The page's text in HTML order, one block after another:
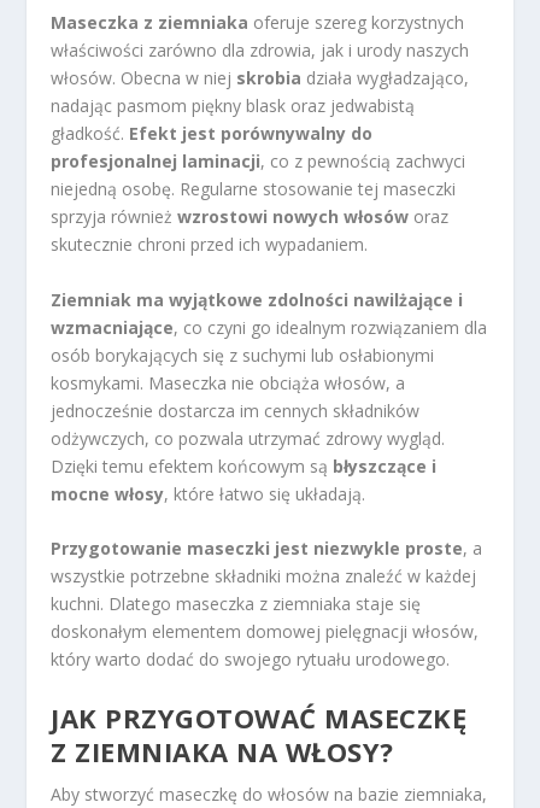
Maseczka z ziemniaka oferuje szereg korzystnych
właściwości zarówno dla zdrowia, jak i urody naszych
włosów. Obecna w niej skrobia działa wygładzająco,
nadając pasmom piękny blask oraz jedwabistą
gładkość. Efekt jest porównywalny do
profesjonalnej laminacji, co z pewnością zachwyci
niejedną osobę. Regularne stosowanie tej maseczki
sprzyja równieżwzrostowi nowych włosów oraz
skutecznie chroni przed ich wypadaniem.
Ziemniak ma wyjątkowe zdolności nawilżające i
wzmacniające, co czyni go idealnym rozwiązaniem dla
osób borykających się z suchymi lub osłabionymi
kosmykami. Maseczka nie obciąża włosów, a
jednocześnie dostarcza im cennych składników
odżywczych, co pozwala utrzymać zdrowy wygląd.
Dzięki temu efektem końcowym są błyszczące i
mocne włosy, które łatwo się układają.
Przygotowanie maseczki jest niezwykle proste, a
wszystkie potrzebne składniki można znaleźć w każdej
kuchni. Dlatego maseczka z ziemniaka staje się
doskonałym elementem domowej pielęgnacji włosów,
który warto dodać do swojego rytuału urodowego.
JAK PRZYGOTOWAĆ MASECZKĘ
Z ZIEMNIAKA NA WŁOSY?
Aby stworzyć maseczkę do włosów na bazie ziemniaka,